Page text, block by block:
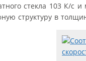
стекла 103 К/с
структуру в